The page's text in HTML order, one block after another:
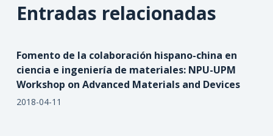
Entradas relacionadas
Fomento de la colaboración hispano-china en
ciencia e ingeniería de materiales: NPU-UPM
Workshop on Advanced Materials and Devices
2018-04-11